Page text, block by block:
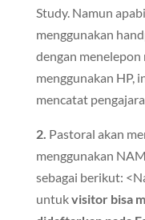
Study. Namun
menggunakan
dengan
menggunakan HP,
mencatat
2. Pastoral akan
menggunakan
sebagai berikut:
untukvisitor bisa